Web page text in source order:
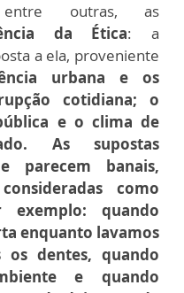
entre outras, as
da Ética: a
a ela, proveniente
urbana e os
cotidiana; o
e o clima de
As supostas
parecem banais,
como
exemplo: quando
enquanto lavamos
os dentes, quando
e quando